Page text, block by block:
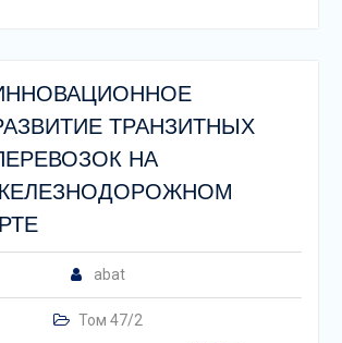
ТРАНЗИТНЫХ
НА
abat
Том 47/2